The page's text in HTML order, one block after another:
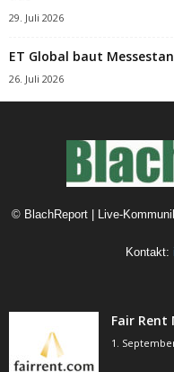
29. Juli 2026
ET Global baut
26. Juli 2026
© BlachReport | Live-
Kontakt:
Fair
1.